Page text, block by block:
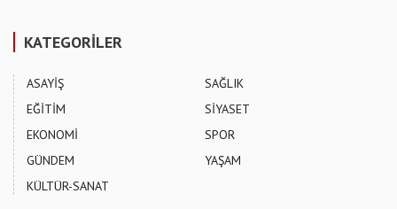
KATEGORİLER
ASAYİŞ
EĞİTİM
EKONOMİ
GÜNDEM
KÜLTÜR-SANAT
SAĞLIK
SİYASET
SPOR
YAŞAM